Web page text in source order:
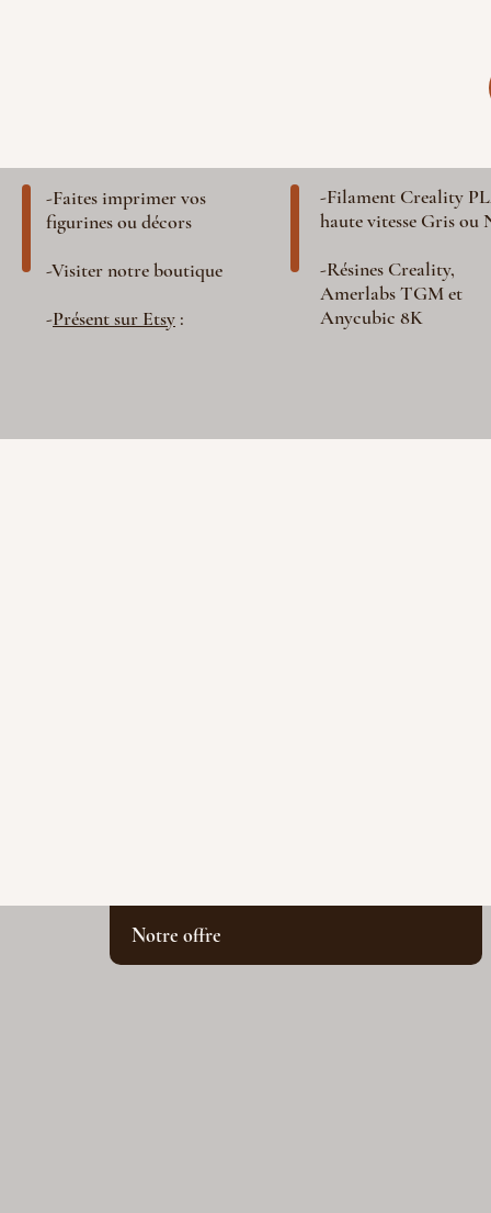
-Faites imprimer vos
figurines ou décors
-Visiter notre boutique
-Présent sur Etsy :
-Filament Creality
haute vitesse Gris ou
-Résines Creality,
Amerlabs TGM et
Anycubic 8K
Notre offre